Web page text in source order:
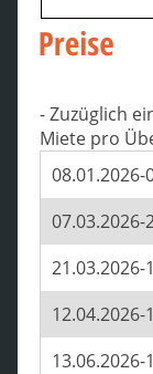
- Zuzüglich
Miete pro
08.01.2026-
07.03.2026-
21.03.2026-
12.04.2026-
13.06.2026-